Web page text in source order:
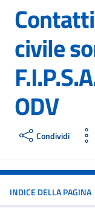
civile
ODV
Condividi
INDICE DELLA PAGINA